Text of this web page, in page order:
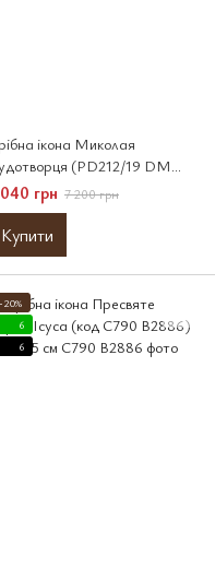
ікона Миколая
(PD212/19 DM
GY) 41x61 см
грн 7 200 грн
Купити
6
6